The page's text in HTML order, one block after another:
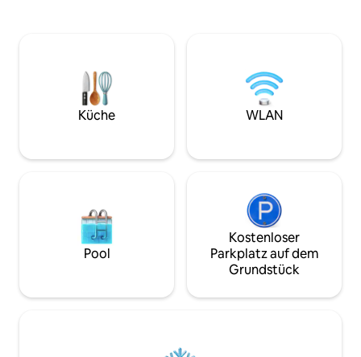
ausgestattete
funktionales
für
Parkplätze,
Küche WLAN
Pool
Kostenloser
Parkplatz auf dem
Grundstück